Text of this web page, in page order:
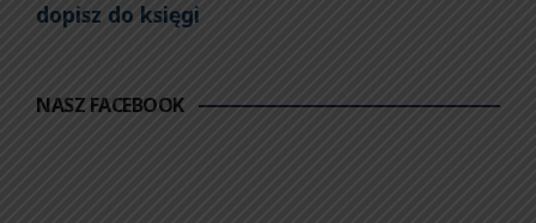
dopisz do księgi
NASZ FACEBOOK